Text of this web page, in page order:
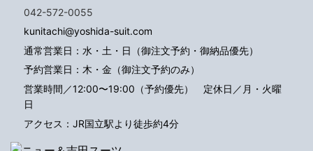
042-572-0055
kunitachi@yoshida-suit.com
通常営業日：水・土・日（御注文予約・御納品優先）
予約営業日：木・金（御注文予約のみ）
営業時間／12:00〜19:00（予約優先） 定休日／月・火曜
日
アクセス：JR国立駅より徒歩約4分